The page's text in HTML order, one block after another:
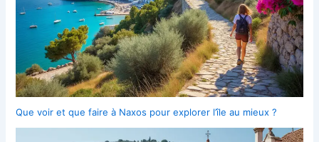
Que voir et que faire à Naxos pour explorer l’île au mieux ?